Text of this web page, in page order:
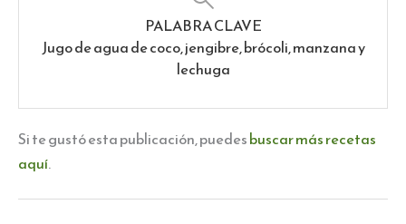
PALABRA CLAVE
Jugo de agua de coco, jengibre, brócoli, manzana y
lechuga
Si te gustó esta publicación, puedesbuscar más recetas
aquí.